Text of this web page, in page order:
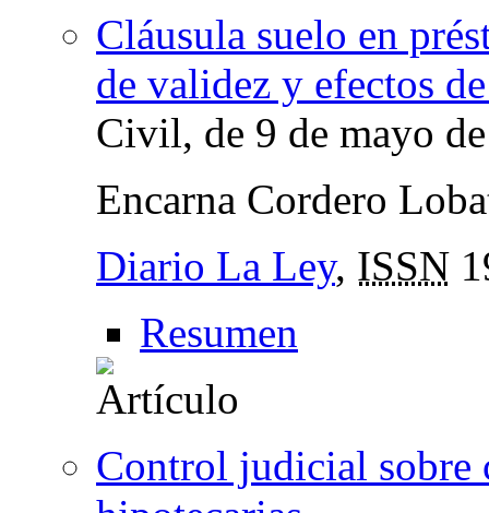
Cláusula suelo en
de validez y efectos
Civil, de 9 de mayo
Encarna Cordero
Diario La Ley, ISSN
Resumen
Control judicial sobre